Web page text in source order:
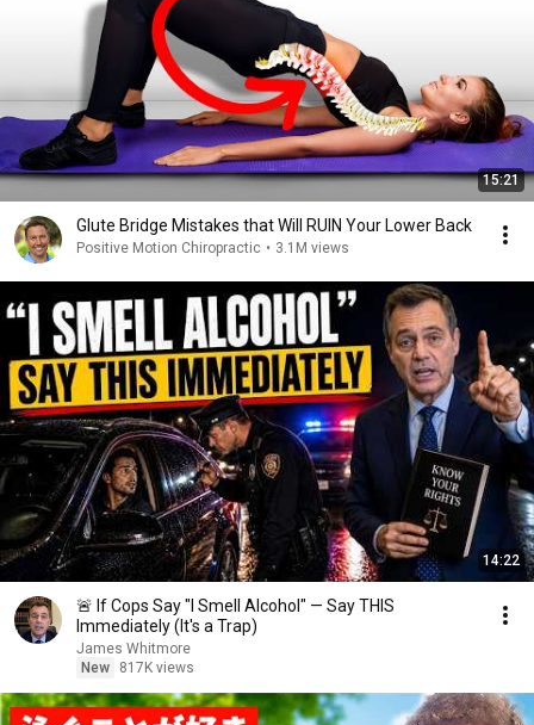
15:21
Glute Bridge Mistakes that Will RUIN Your Lower Back
Positive Motion Chiropractic • 3.1M views
14:22
🚨 If Cops Say "I Smell Alcohol" — Say THIS
Immediately (It's a Trap)
James Whitmore
New
817K views